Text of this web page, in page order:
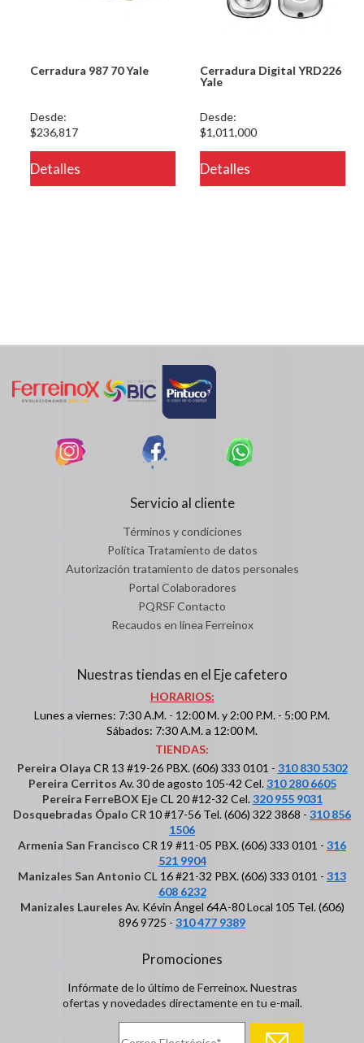
ver.php
Cerradura 987 70 Yale
Desde:
$236,817
Detalles
Cerradura Digital YRD226
Yale
Desde:
$1,011,000
Detalles
Servicio al cliente
Términos y condiciones
Política Tratamiento de datos
Autorización tratamiento de datos personales
Portal Colaboradores
PQRSF Contacto
Recaudos en línea Ferreinox
Nuestras tiendas en el Eje cafetero
HORARIOS:
Lunes a viernes: 7:30 A.M. - 12:00 M. y 2:00 P.M. - 5:00 P.M.
Sábados: 7:30 A.M. a 12:00 M.
TIENDAS:
Pereira Olaya CR 13 #19-26 PBX. (606) 333 0101 - 310 830 5302
Pereira Cerritos Av. 30 de agosto 105-42 Cel.310 280 6605
Pereira FerreBOX EjeCL 20 #12-32 Cel.320 955 9031
Dosquebradas Ópalo CR 10 #17-56 Tel. (606) 322 3868 - 310 856
1506
Armenia San Francisco CR 19 #11-05 PBX. (606) 333 0101 - 316
521 9904
Manizales San Antonio CL 16 #21-32 PBX. (606) 333 0101 - 313
608 6232
Manizales Laureles Av. Kévin Ángel 64A-80 Local 105 Tel. (606)
896 9725 - 310 477 9389
Promociones
Infórmate de lo último de Ferreinox. Nuestras
ofertas y novedades directamente en tu e-mail.